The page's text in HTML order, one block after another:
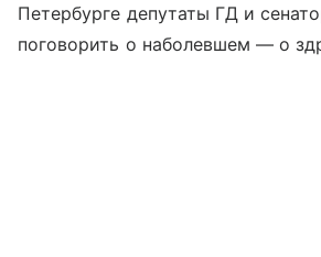
Петербурге депутаты ГД и
поговорить о наболевшем — о